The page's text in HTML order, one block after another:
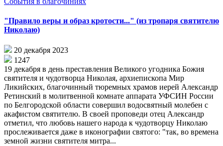
"Правило веры и образ кротости..." (из тропаря святителю
Николаю)
20 декабря 2023
1247
19 декабря в день преставления Великого угодника Божия
святителя и чудотворца Николая, архиепископа Мир
Ликийских, благочинный тюремных храмов иерей Александр
Ретинский в молитвенной комнате аппарата УФСИН России
по Белгородской области совершил водосвятный молебен с
акафистом святителю. В своей проповеди отец Александр
отметил, что любовь нашего народа к чудотворцу Николаю
прослеживается даже в иконографии святого: "так, во времена
земной жизни святителя митра...